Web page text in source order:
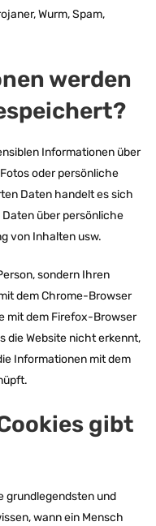
Wurm, Spam,
werden
Informationen über
oder persönliche
Daten handelt es sich
über persönliche
von Inhalten usw.
sondern Ihren
dem Chrome-Browser
mit dem Firefox-Browser
die Website nicht erkennt,
Informationen mit dem
gibt
grundlegendsten und
wann ein Mensch